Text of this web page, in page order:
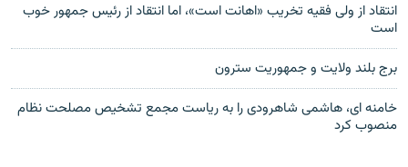
انتقاد از ولی فقیه تخریب «اهانت است»، اما انتقاد از رئیس جمهور خوب
است
برج بلند ولایت و جمهوریت سترون
خامنه ای، هاشمی شاهرودی را به ریاست مجمع تشخیص مصلحت نظام
منصوب کرد